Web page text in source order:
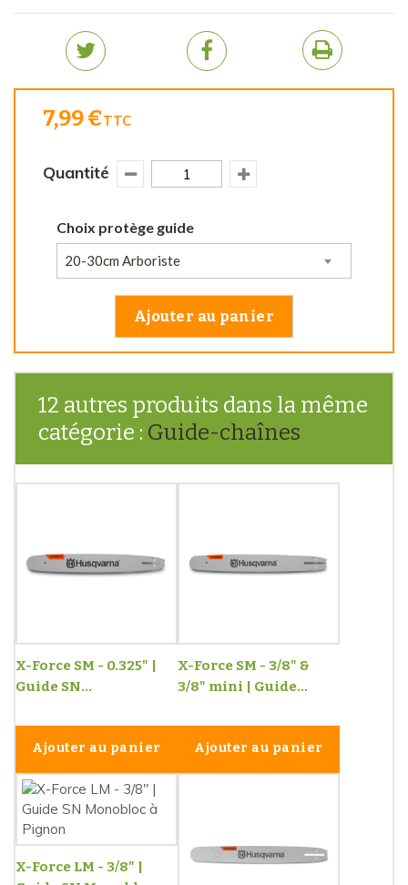
7,99 €TTC
Quantité
20-30cm Arboriste
Ajouter au panier
12 autres produits dans la même
catégorie :
Guide-chaînes
X-Force SM - 0.325" |
Guide SN...
Ajouter au panier
X-Force SM - 3/8" &
3/8" mini | Guide...
Ajouter au panier
X-Force LM - 3/8" |